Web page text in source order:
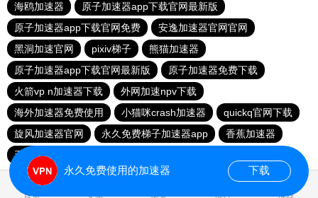
海鸥加速器
原子加速器app下载官网最新版
原子加速器app下载官网免费
安逸加速器官网官网
黑洞加速官网
pixiv梯子
熊猫加速器
原子加速器app下载官网最新版
原子加速器免费下载
火箭vp n加速器下载
外网加速npv下载
海外加速器免费使用
小猫咪crash加速器
quickq官网下载
旋风加速器官网
永久免费梯子加速器app
香蕉加速器
毛豆加速器
首页 安卓 苹果 排行 推荐
永久免费使用的加速器 下载
0.074453s